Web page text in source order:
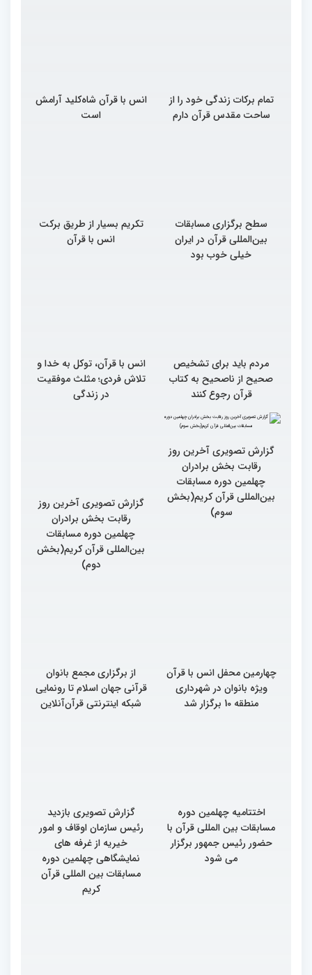
تمام برکات زندگی خود را از
ساحت مقدس قرآن دارم
انس با قرآن شاه‌کلید آرامش
است
سطح برگزاری مسابقات
بین‌المللی قرآن در ایران
خیلی خوب بود
تکریم بسیار از طریق برکت
انس با قرآن
مردم باید برای تشخیص
صحیح از ناصحیح به کتاب
قرآن رجوع کنند
انس با قرآن، توکل به خدا و
تلاش فردی؛ مثلث موفقیت
در زندگی
گزارش تصویری آخرین روز
رقابت بخش برادران
گزارش تصویری آخرین روز
رقابت بخش برادران
چهلمین دوره مسابقات
بین‌المللی قرآن کریم(بخش
دوم)
چهارمین محفل انس با قرآن
ویژه بانوان در شهرداری
منطقه 10 برگزار شد
از برگزاری مجمع بانوان
قرآنی جهان اسلام تا رونمایی
شبکه اینترنتی قرآن‌آنلاین
اختتامیه چهلمین دوره
مسابقات بین المللی قرآن با
حضور رئیس جمهور برگزار
می شود
گزارش تصویری بازدید
رئیس سازمان اوقاف و امور
خیریه از غرفه های
نمایشگاهی چهلمین دوره
مسابقات بین المللی قرآن
کریم